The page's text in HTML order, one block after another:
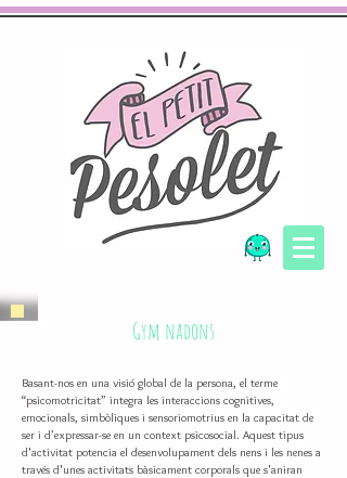
Gym nadons
Basant-nos en una visió global de la persona, el terme
“psicomotricitat” integra les interaccions cognitives,
emocionals, simbòliques i sensoriomotrius en la capacitat de
ser i d’expressar-se en un context psicosocial. Aquest tipus
d'activitat potencia el desenvolupament dels nens i les nenes a
través d'unes activitats bàsicament corporals que s'aniran